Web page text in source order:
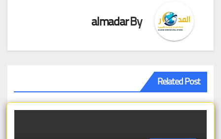
By
almadar
Related Post